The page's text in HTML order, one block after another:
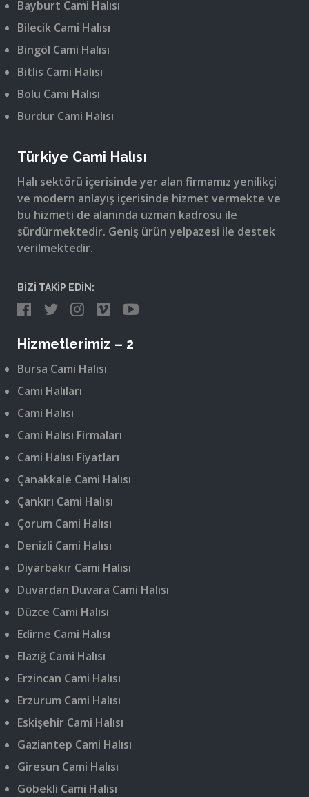
Bayburt Cami Halısı
Bilecik Cami Halısı
Bingöl Cami Halısı
Bitlis Cami Halısı
Bolu Cami Halısı
Burdur Cami Halısı
Türkiye Cami Halısı
Halı sektörü içerisinde yer alan firmamız yenilikçi
ve modern anlayış içerisinde hizmet vermekte ve
bu hizmeti de alanında uzman kadrosu ile
sürdürmektedir. Geniş ürün yelpazesi ile destek
verilmektedir.
BİZİ TAKİP EDİN:
Hizmetlerimiz – 2
Bursa Cami Halısı
Cami Halıları
Cami Halısı
Cami Halısı Firmaları
Cami Halısı Fiyatları
Çanakkale Cami Halısı
Çankırı Cami Halısı
Çorum Cami Halısı
Denizli Cami Halısı
Diyarbakır Cami Halısı
Duvardan Duvara Cami Halısı
Düzce Cami Halısı
Edirne Cami Halısı
Elazığ Cami Halısı
Erzincan Cami Halısı
Erzurum Cami Halısı
Eskişehir Cami Halısı
Gaziantep Cami Halısı
Giresun Cami Halısı
Göbekli Cami Halısı